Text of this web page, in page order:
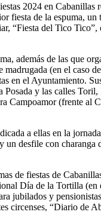
2024 en
fiesta de la espuma,
“Fiesta del Tico Tico”,
además de las que
madrugada (en el caso
en el Ayuntamiento.
y las calles
(frente al
a ellas en la
desfile con charanga
de fiestas de
Día de la Tortilla (en
jubilados y
circenses, “Diario de